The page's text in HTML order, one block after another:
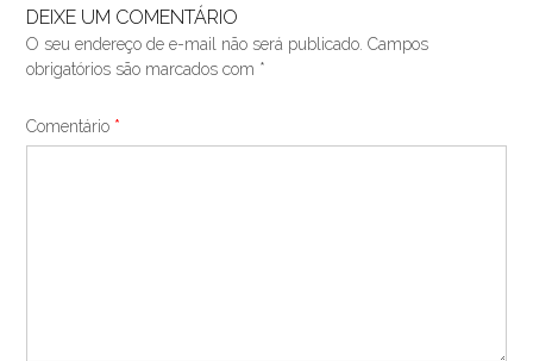
DEIXE UM COMENTÁRIO
O seu endereço de e-mail não será publicado. Campos
obrigatórios são marcados com *
Comentário *